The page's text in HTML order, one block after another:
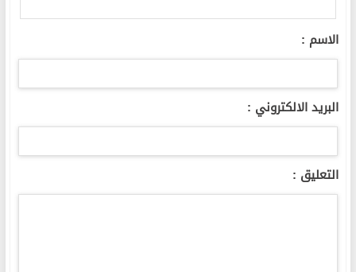
الاسم :
البريد الالكتروني :
التعليق :